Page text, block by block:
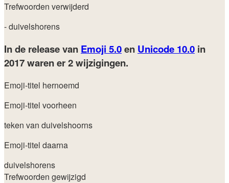
Trefwoorden verwijderd
- duivelshorens
In de release van Emoji 5.0en Unicode 10.0 in
2017waren er 2 wijzigingen.
Emoji-titel hernoemd
Emoji-titel voorheen
teken van duivelshoorns
Emoji-titel daarna
duivelshorens
Trefwoorden gewijzigd